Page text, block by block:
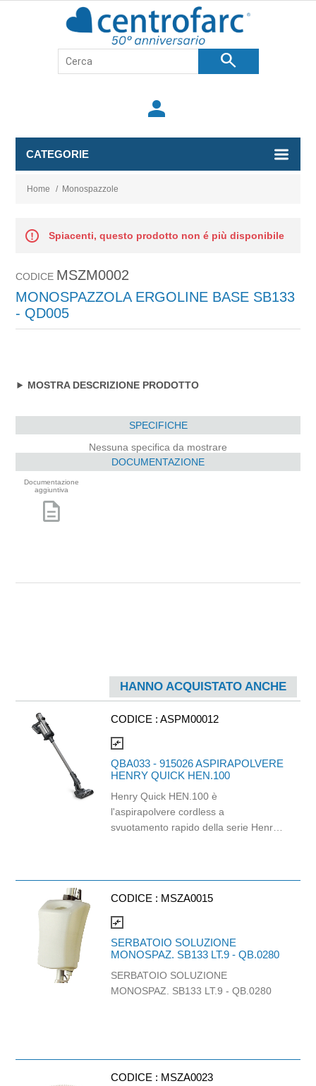
search
person
CATEGORIE
Home / Monospazzole
Spiacenti, questo prodotto non é più disponibile
CODICE MSZM0002
MONOSPAZZOLA ERGOLINE BASE SB133
- QD005
MOSTRA DESCRIZIONE PRODOTTO
SPECIFICHE
Nessuna specifica da mostrare
DOCUMENTAZIONE
Documentazione
aggiuntiva
description
HANNO ACQUISTATO ANCHE
CODICE : ASPM00012
compare_arrows
QBA033 - 915026 ASPIRAPOLVERE
HENRY QUICK HEN.100
Henry Quick HEN.100 è
l'aspirapolvere cordless a
svuotamento rapido della serie Henry,
lasciare residui nel serbatoio.
Performance perfette sia su pavimenti
duri che moquette, grazie alla
spazzola pavimento turbo elettrica.
stazionamento a parete, con
portaccessori integrato per facilitare
a 60 minuti di autonomia. Bocchetta
per interstizi e accessorio combinato 2
CODICE : MSZA0015
compare_arrows
SERBATOIO SOLUZIONE
MONOSPAZ. SB133 LT.9 - QB.0280
SERBATOIO SOLUZIONE
MONOSPAZ. SB133 LT.9 - QB.0280
CODICE : MSZA0023